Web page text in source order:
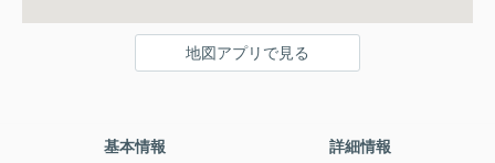
地図アプリで見る
基本情報 詳細情報